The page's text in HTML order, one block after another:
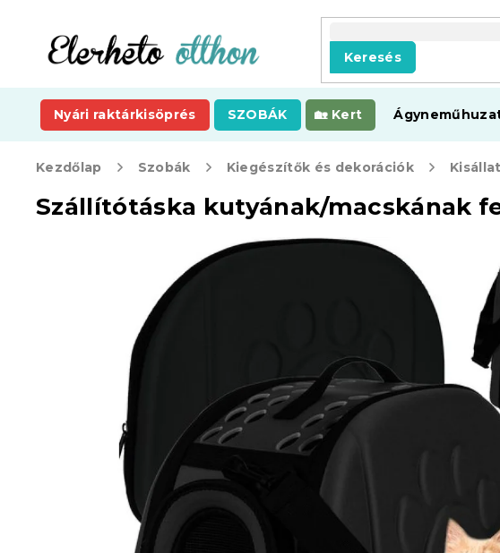
tartalomhoz
Keresés
Nyári raktárkisöprés SZOBÁK Kert
Kezdőlap Szobák Kiegészítők és dekorációk
Szállítótáska kutyának/macskának